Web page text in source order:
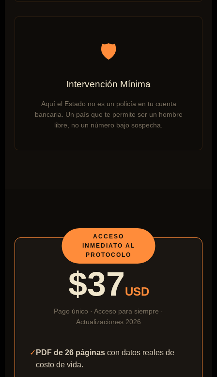
🛡️
Intervención Mínima
Aquí el Estado no es un policía en tu cuenta
bancaria. Un país que te permite ser un hombre
libre, no un número bajo sospecha.
ACCESO
INMEDIATO AL
PROTOCOLO
$37USD
Pago único · Acceso para siempre ·
Actualizaciones 2026
✓ PDF de 26 páginas con datos reales de
costo de vida.